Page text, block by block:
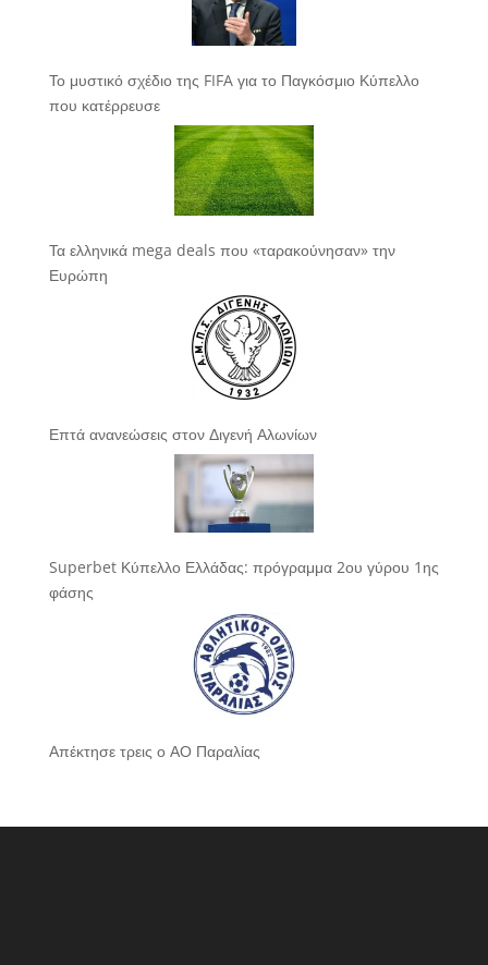
Το μυστικό σχέδιο της FIFA για το Παγκόσμιο Κύπελλο
που κατέρρευσε
Τα ελληνικά mega deals που «ταρακούνησαν» την
Ευρώπη
Επτά ανανεώσεις στον Διγενή Αλωνίων
Superbet Κύπελλο Ελλάδας: πρόγραμμα 2ου γύρου 1ης
φάσης
Απέκτησε τρεις ο ΑΟ Παραλίας